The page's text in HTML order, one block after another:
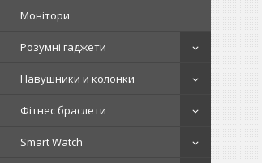
Монітори
Розумні гаджети
Навушники и колонки
Фітнес браслети
Smart Watch